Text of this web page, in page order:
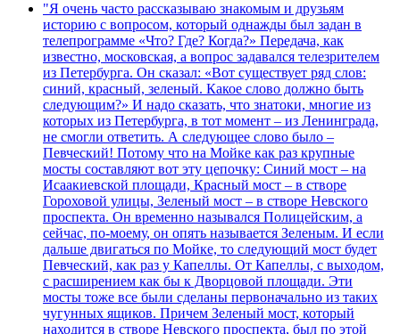
"Я очень часто рассказываю знакомым и друзьям
историю с вопросом, который однажды был задан в
телепрограмме «Что? Где? Когда?» Передача, как
известно, московская, а вопрос задавался телезрителем
из Петербурга. Он сказал: «Вот существует ряд слов:
синий, красный, зеленый. Какое слово должно быть
следующим?» И надо сказать, что знатоки, многие из
которых из Петербурга, в тот момент – из Ленинграда,
не смогли ответить. А следующее слово было –
Певческий! Потому что на Мойке как раз крупные
мосты составляют вот эту цепочку: Синий мост – на
Исаакиевской площади, Красный мост – в створе
Гороховой улицы, Зеленый мост – в створе Невского
проспекта. Он временно назывался Полицейским, а
сейчас, по-моему, он опять называется Зеленым. И если
дальше двигаться по Мойке, то следующий мост будет
Певческий, как раз у Капеллы. От Капеллы, с выходом,
с расширением как бы к Дворцовой площади. Эти
мосты тоже все были сделаны первоначально из таких
чугунных ящиков. Причем Зеленый мост, который
находится в створе Невского проспекта, был по этой